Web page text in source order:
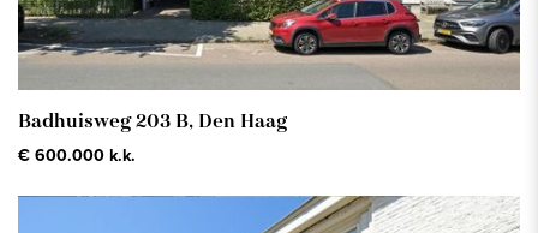
Badhuisweg 203 B, Den Haag
€ 600.000 k.k.